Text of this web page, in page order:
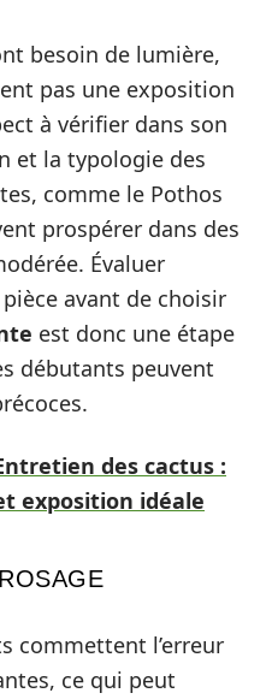
besoin de lumière,
pas une exposition
à vérifier dans son
et la typologie des
comme le Pothos
prospérer dans des
Évaluer
pièce avant de choisir
est donc une étape
débutants peuvent
des cactus :
exposition idéale
commettent l’erreur
ce qui peut